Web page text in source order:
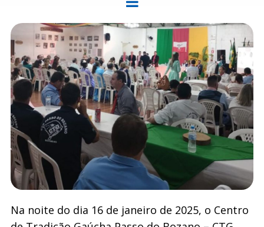
Na noite do dia 16 de janeiro de 2025, o Centro